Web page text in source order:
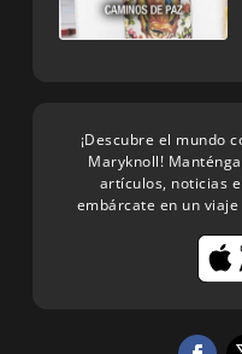
¡Descubre el mundo
Maryknoll!
artículos, noticias
embárcate en un